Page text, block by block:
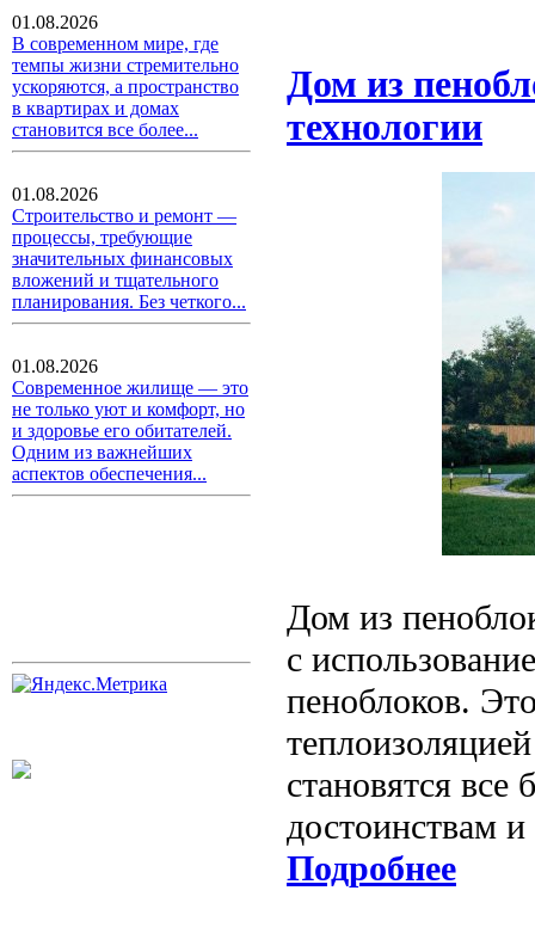
01.08.2026
В современном мире, где
темпы жизни стремительно
ускоряются, а пространство
в квартирах и домах
становится все более...
01.08.2026
Строительство и ремонт —
процессы, требующие
значительных финансовых
вложений и тщательного
планирования. Без четкого...
01.08.2026
Современное жилище — это
не только уют и комфорт, но
и здоровье его обитателей.
Одним из важнейших
аспектов обеспечения...
Дом из
технологии
Дом из
с
пеноблоков.
становятся
достоинствам
Подробнее